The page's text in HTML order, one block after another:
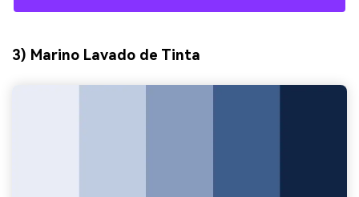
3) Marino Lavado de Tinta